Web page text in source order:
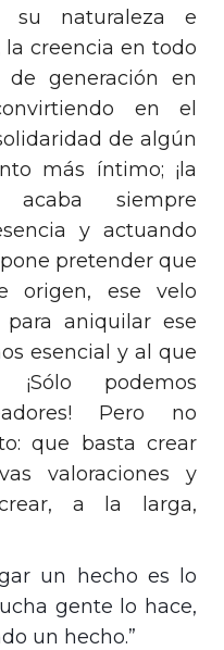
su naturaleza e
la creencia en todo
generación en
en el
de algún
más íntimo; ¡la
acaba siempre
y actuando
pretender que
origen, ese velo
aniquilar ese
esencial y al que
¡Sólo podemos
Pero no
que basta crear
valoraciones y
a la larga,
un hecho es lo
gente lo hace,
un hecho.”